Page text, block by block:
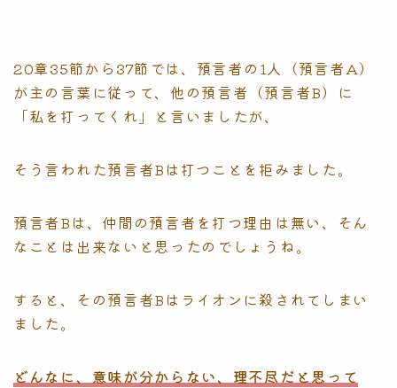
20章35節から37節では、預言者の1人（預言者A）
が主の言葉に従って、他の預言者（預言者B）に
「私を打ってくれ」と言いましたが、
そう言われた預言者Bは打つことを拒みました。
預言者Bは、仲間の預言者を打つ理由は無い、そん
なことは出来ないと思ったのでしょうね。
すると、その預言者Bはライオンに殺されてしまい
ました。
どんなに、意味が分からない、理不尽だと思って